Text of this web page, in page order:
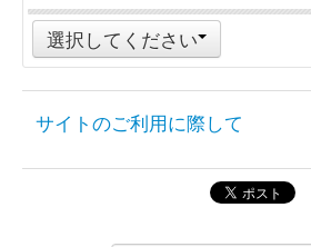
選択してください
サイトのご利用に際して